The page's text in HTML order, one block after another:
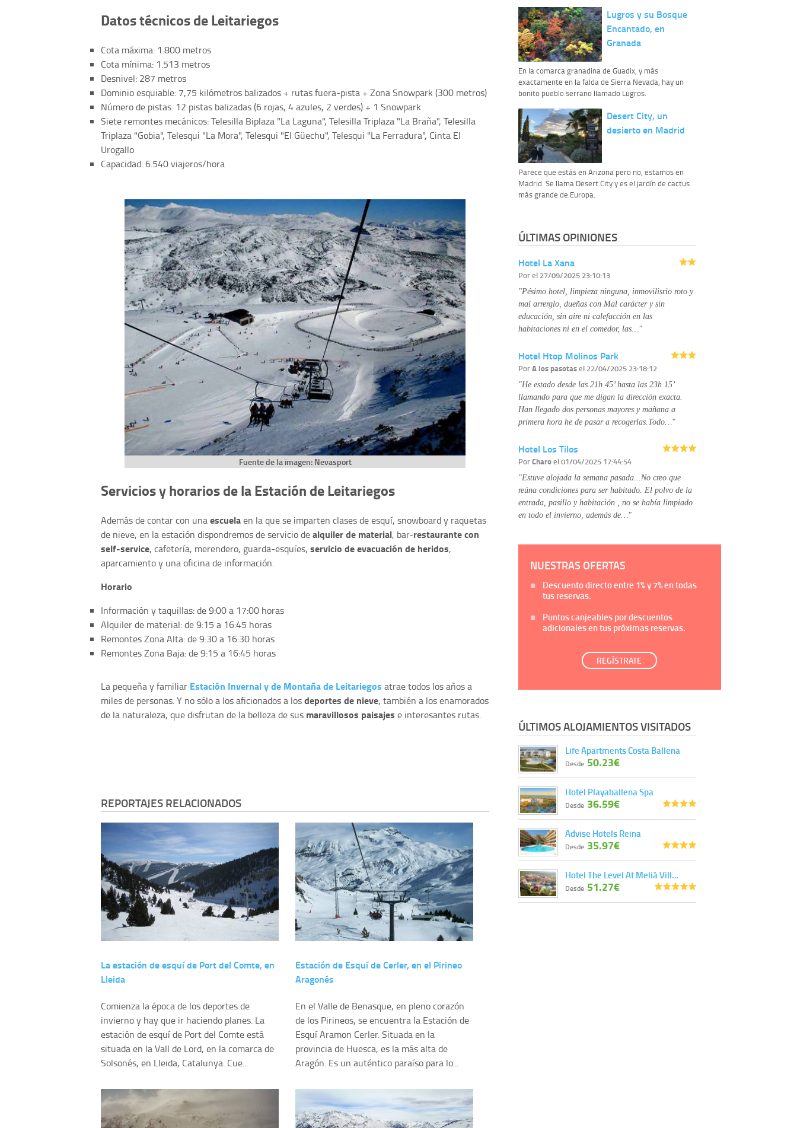
Datos técnicos de Leitariegos
Cota máxima: 1.800 metros
Cota mínima: 1.513 metros
Desnivel: 287 metros
Dominio esquiable: 7,75 kilómetros balizados + rutas fuera-pista + Zona Snowpark (300 metros)
Número de pistas: 12 pistas balizadas (6 rojas, 4 azules, 2 verdes) + 1 Snowpark
Siete remontes mecánicos: Telesilla Biplaza "La Laguna", Telesilla Triplaza "La Braña", Telesilla
Triplaza "Gobia", Telesqui "La Mora", Telesqui "El Güechu", Telesqui "La Ferradura", Cinta El
Urogallo
Capacidad: 6.540 viajeros/hora
Fuente de la imagen: Nevasport
Servicios y horarios de la Estación de Leitariegos
Además de contar con unaescuelaen la que se imparten clases de esquí, snowboard y raquetas
de nieve, en la estación dispondremos de servicio dealquiler de material, bar-restaurante con
self-service, cafetería, merendero, guarda-esquíes, servicio de evacuación de heridos,
aparcamiento y una oficina de información.
Horario
Información y taquillas: de 9:00 a 17:00 horas
Alquiler de material: de 9:15 a 16:45 horas
Remontes Zona Alta: de 9:30 a 16:30 horas
Remontes Zona Baja: de 9:15 a 16:45 horas
La pequeña y familiar Estación Invernal y de Montaña de Leitariegos atrae todos los años a
miles de personas. Y no sólo a los aficionados a losdeportes de nieve, también a los enamorados
de la naturaleza, que disfrutan de la belleza de sus maravillosos paisajes e interesantes rutas.
REPORTAJES RELACIONADOS
La estación de esquí de Port del Comte, en
Lleida
Comienza la época de los deportes de
invierno y hay que ir haciendo planes. La
estación de esquí de Port del Comte está
situada en la Vall de Lord, en la comarca de
Solsonés, en Lleida, Catalunya. Cue...
Estación de Esquí de Cerler, en el Pirineo
Aragonés
En el Valle de Benasque, en pleno corazón
de los Pirineos, se encuentra la Estación de
Esquí Aramon Cerler. Situada en la
provincia de Huesca, es la más alta de
Aragón. Es un auténtico paraíso para lo...
Lugros y su Bosque
Encantado, en
Granada
En la comarca granadina de Guadix, y más
exactamente en la falda de Sierra Nevada, hay un
bonito pueblo serrano llamado Lugros.
Desert City, un
desierto en Madrid
Parece que estás en Arizona pero no, estamos en
Madrid. Se llama Desert City y es el jardín de cactus
más grande de Europa.
ÚLTIMAS OPINIONES
Hotel La Xana
Porel 27/09/2025 23:10:13
"Pésimo hotel, limpieza ninguna, inmovilisrio roto y
mal arrerglo, dueñas con Mal carácter y sin
educación, sin aire ni calefacción en las
habitaciones ni en el comedor, las…"
Hotel Htop Molinos Park
PorA los pasotasel 22/04/2025 23:18:12
"He estado desde las 21h 45’ hasta las 23h 15’
llamando para que me digan la dirección exacta.
Han llegado dos personas mayores y mañana a
primera hora he de pasar a recogerlas.Todo…"
Hotel Los Tilos
PorCharoel 01/04/2025 17:44:54
"Estuve alojada la semana pasada...No creo que
reúna condiciones para ser habitado. El polvo de la
entrada, pasillo y habitación , no se había limpiado
en todo el invierno, además de…"
NUESTRAS OFERTAS
Descuento directo entre 1%y7%en todas
tus reservas.
Puntos canjeables por descuentos
adicionales en tus próximas reservas.
REGÍSTRATE
ÚLTIMOS ALOJAMIENTOS VISITADOS
Life Apartments Costa Ballena
Desde 50.23€
Hotel Playaballena Spa
Desde 36.59€
Advise Hotels Reina
Desde 35.97€
Hotel The Level At Meliá Vill…
Desde 51.27€